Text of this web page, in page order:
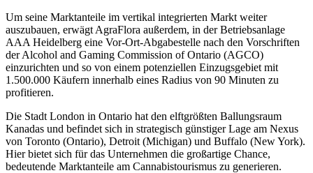
Um seine Marktanteile im vertikal integrierten Markt weiter
auszubauen, erwägt AgraFlora außerdem, in der Betriebsanlage
AAA Heidelberg eine Vor-Ort-Abgabestelle nach den Vorschriften
der Alcohol and Gaming Commission of Ontario (AGCO)
einzurichten und so von einem potenziellen Einzugsgebiet mit
1.500.000 Käufern innerhalb eines Radius von 90 Minuten zu
profitieren.
Die Stadt London in Ontario hat den elftgrößten Ballungsraum
Kanadas und befindet sich in strategisch günstiger Lage am Nexus
von Toronto (Ontario), Detroit (Michigan) und Buffalo (New York).
Hier bietet sich für das Unternehmen die großartige Chance,
bedeutende Marktanteile am Cannabistourismus zu generieren.